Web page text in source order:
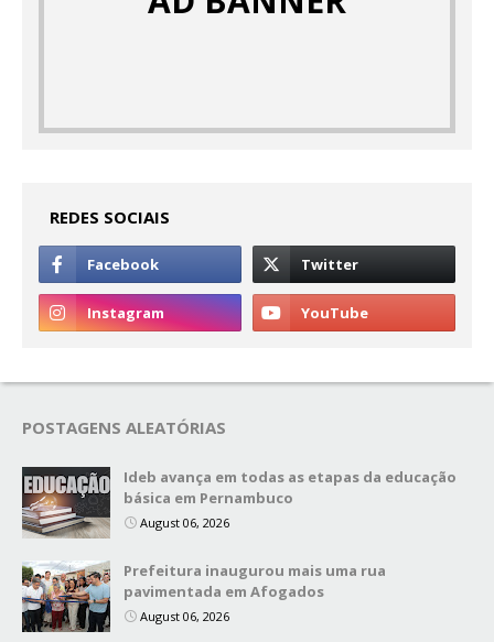
REDES SOCIAIS
POSTAGENS ALEATÓRIAS
Ideb avança em todas as etapas da educação
básica em Pernambuco
August 06, 2026
Prefeitura inaugurou mais uma rua
pavimentada em Afogados
August 06, 2026